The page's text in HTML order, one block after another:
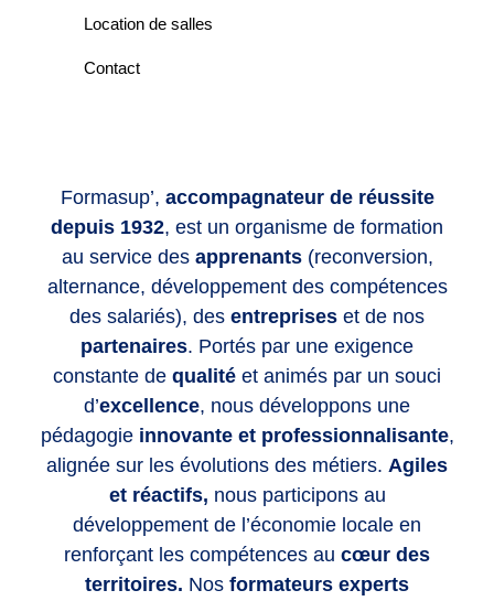
Formasup’, accompagnateur de réussite
depuis 1932, est un organisme de formation
au service des apprenants(reconversion,
alternance, développement des compétences
des salariés), des entreprises et de nos
partenaires. Portés par une exigence
constante de qualité et animés par un souci
d’excellence, nous développons une
pédagogie innovante et professionnalisante,
alignée sur les évolutions des métiers. Agiles
et réactifs, nous participons au
développement de l’économie locale en
renforçant les compétences au cœur des
territoires. Nos formateurs experts
Location de salles
Contact